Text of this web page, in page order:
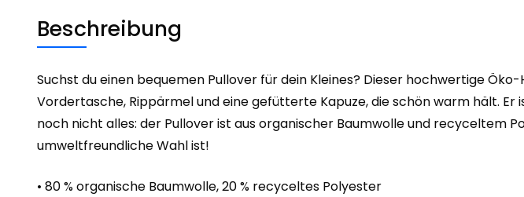
Beschreibung
Suchst du einen bequemen Pullover für dein Kleines? Dieser hochwertige
Vordertasche, Rippärmel und eine gefütterte Kapuze, die schön warm hält. Er
noch nicht alles: der Pullover ist aus organischer Baumwolle und recyceltem
umweltfreundliche Wahl ist!
• 80 % organische Baumwolle, 20 % recyceltes Polyester